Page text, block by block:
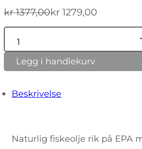
kr1377,00
Opprinnelig
pris
var:
kr 1377,00.
kr 1279,00
Nåværende
pris
kr 1279,00.
3
Premium
-
3
antall
Legg i handlekurv
Alternative:
Beskrivelse
Naturlig fiskeolje rik på EPA